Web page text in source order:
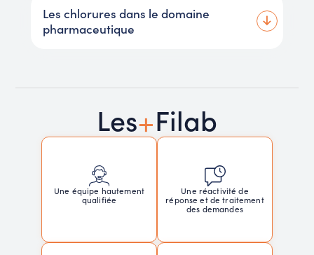
Les chlorures dans le domaine
pharmaceutique
Les+Filab
Une équipe hautement
qualifiée
Une réactivité de
réponse et de traitement
des demandes